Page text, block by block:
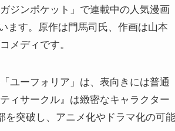
ジンポケット」で連載中の人気漫画
ます。原作は門馬司氏、作画は山本
メディです。
ユーフォリア」は、表向きには普通
ィサークル』は緻密なキャラクター
を突破し、アニメ化やドラマ化の可能